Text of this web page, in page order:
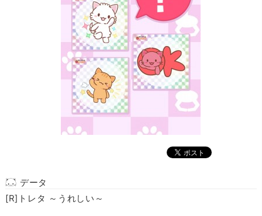
データ
[R]トレタ ～うれしい～